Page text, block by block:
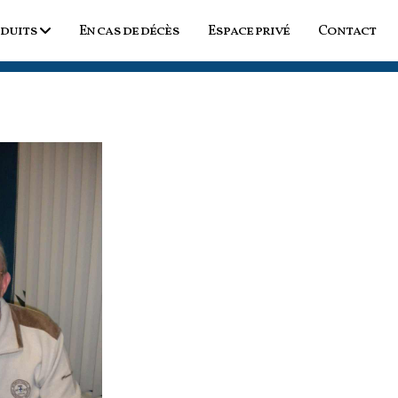
En cas de décès Espace privé Contact